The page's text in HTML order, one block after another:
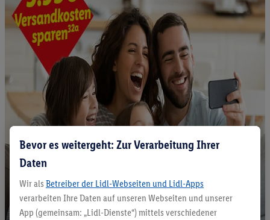
Bevor es weitergeht: Zur Verarbeitung Ihrer
Daten
Wir als Betreiber der Lidl-Webseiten und Lidl-Apps
verarbeiten Ihre Daten auf unseren Webseiten und unserer
App (gemeinsam: „Lidl-Dienste“) mittels verschiedener